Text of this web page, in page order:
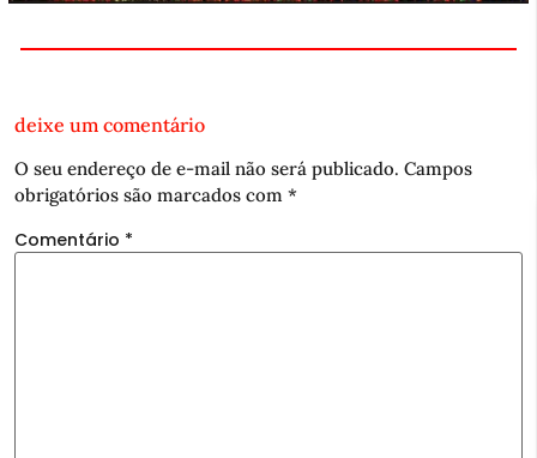
deixe um comentário
O seu endereço de e-mail não será publicado. Campos
obrigatórios são marcados com *
Comentário *